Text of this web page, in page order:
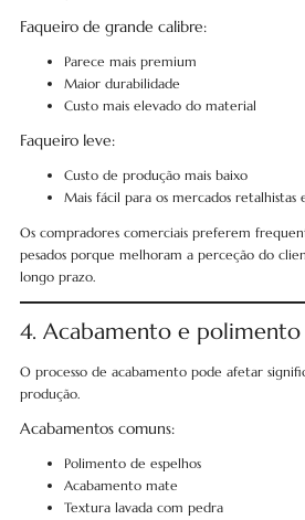
Faqueiro de grande calibre:
Parece mais premium
Maior durabilidade
Custo mais elevado do material
Faqueiro leve:
Custo de produção mais baixo
Mais fácil para os mercados retalhistas
Os compradores comerciais preferem
pesados porque melhoram a perceção do
longo prazo.
4. Acabamento e
O processo de acabamento pode afetar
produção.
Acabamentos comuns:
Polimento de espelhos
Acabamento mate
Textura lavada com pedra